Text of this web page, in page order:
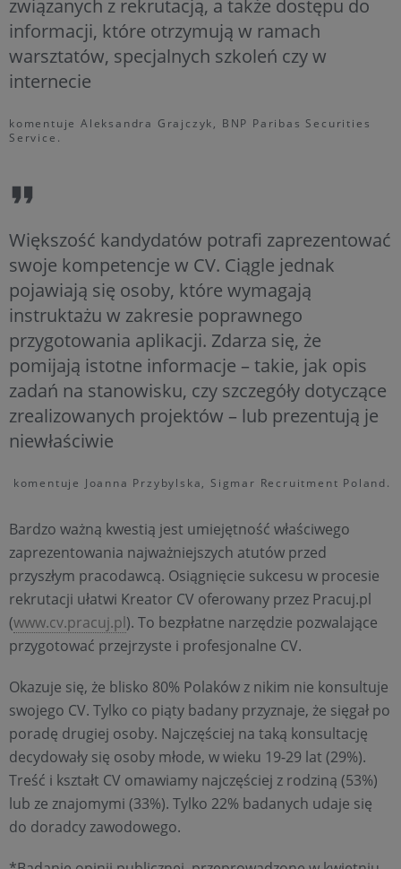
związanych z rekrutacją, a także dostępu do
informacji, które otrzymują w ramach
warsztatów, specjalnych szkoleń czy w
internecie
komentuje Aleksandra Grajczyk, BNP Paribas Securities
Service.
Większość kandydatów potrafi zaprezentować
swoje kompetencje w CV. Ciągle jednak
pojawiają się osoby, które wymagają
instruktażu w zakresie poprawnego
przygotowania aplikacji. Zdarza się, że
pomijają istotne informacje – takie, jak opis
zadań na stanowisku, czy szczegóły dotyczące
zrealizowanych projektów – lub prezentują je
niewłaściwie
komentuje Joanna Przybylska, Sigmar Recruitment Poland.
Bardzo ważną kwestią jest umiejętność właściwego
zaprezentowania najważniejszych atutów przed
przyszłym pracodawcą. Osiągnięcie sukcesu w procesie
rekrutacji ułatwi Kreator CV oferowany przez Pracuj.pl
(www.cv.pracuj.pl). To bezpłatne narzędzie pozwalające
przygotować przejrzyste i profesjonalne CV.
Okazuje się, że blisko 80% Polaków z nikim nie konsultuje
swojego CV. Tylko co piąty badany przyznaje, że sięgał po
poradę drugiej osoby. Najczęściej na taką konsultację
decydowały się osoby młode, w wieku 19-29 lat (29%).
Treść i kształt CV omawiamy najczęściej z rodziną (53%)
lub ze znajomymi (33%). Tylko 22% badanych udaje się
do doradcy zawodowego.